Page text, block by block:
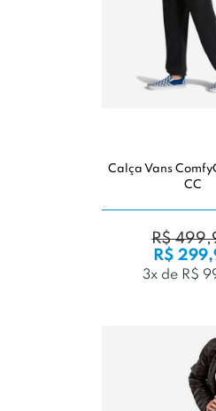
Calça Vans
CC
R$
R$
3x de R$